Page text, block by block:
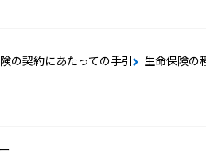
の契約にあたっての手引 生命保険の